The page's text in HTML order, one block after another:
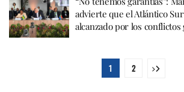
advierte que el Atlántico
alcanzado por los conflictos
1 2